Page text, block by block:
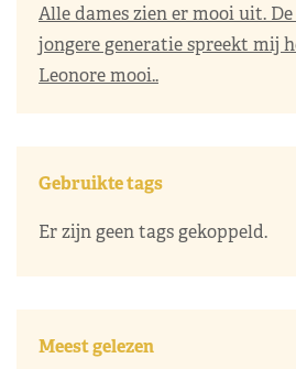
Alle dames zien er mooi uit.
jongere generatie spreekt mij
Leonore mooi..
Gebruikte tags
Er zijn geen tags gekoppeld.
Meest gelezen